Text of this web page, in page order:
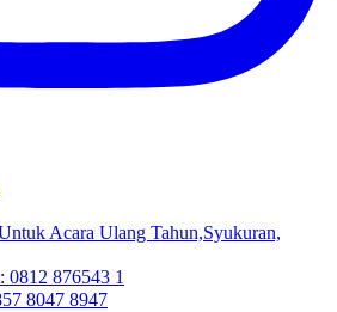
Acara Ulang Tahun,Syukuran,
876543 1
8047 8947